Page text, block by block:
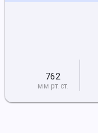
762
мм рт.ст.